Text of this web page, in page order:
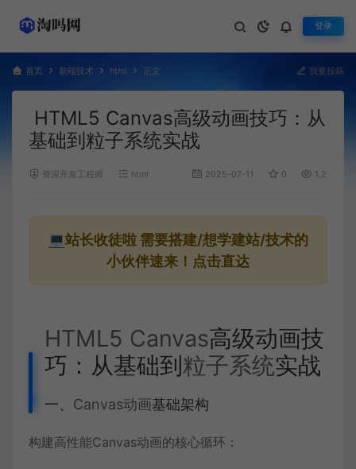
登录
首页 前端技术 html 正文 我要投稿
HTML5 Canvas高级动画技巧：从
基础到粒子系统实战
资深开发工程师 html 2025-07-11 0 1,212
💻站长收徒啦 需要搭建/想学建站/技术的
小伙伴速来！点击直达
HTML5 Canvas高级动画技
巧：从基础到 粒子系统实战
一、 Canvas动画基础架构
构建高性能Canvas动画的核心循环：